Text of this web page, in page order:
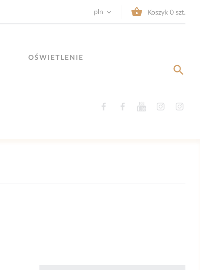
pln   Koszyk 0 szt.
FacebookFacebookYouTubeInstagram
OŚWIETLENIE
